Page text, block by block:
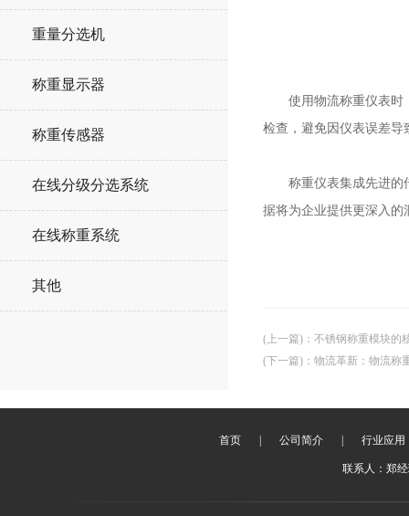
重量分选机
称重显示器
称重传感器
在线分级分选系统
在线称重系统
其他
使用物流称重仪表时，
检查，避免因仪表误差导
称重仪表集成先进的传
据将为企业提供更深入的
(上一篇) ： 不锈钢称重模块的
(下一篇) ： 物流革新：物流称
首页 | 公司简介 | 行业应用
联系人：郑